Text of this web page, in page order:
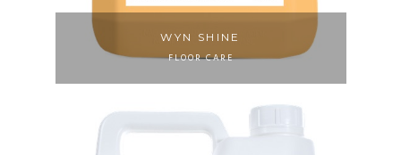
WYN SHINE
FLOOR CARE